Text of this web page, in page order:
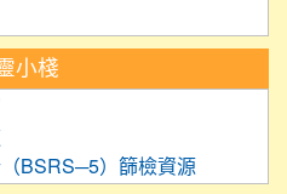
小棧
BSRS─5）篩檢資源